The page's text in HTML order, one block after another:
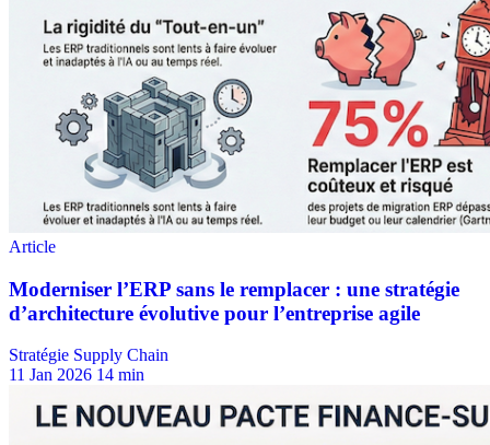
Stratégie Supply Chain
11 Jan 2026 14 min